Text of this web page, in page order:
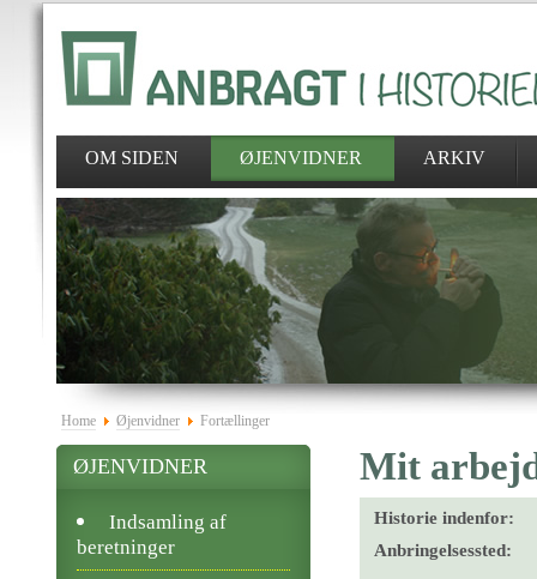
OM SIDEN ØJENVIDNER ARKIV
Home Øjenvidner Fortællinger
Mit
Historie indenfor:
Anbringelsessted:
ØJENVIDNER
Indsamling af
beretninger